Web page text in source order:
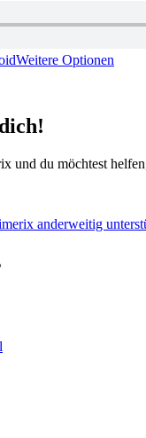
Weitere Optionen
und du möchtest
anderweitig